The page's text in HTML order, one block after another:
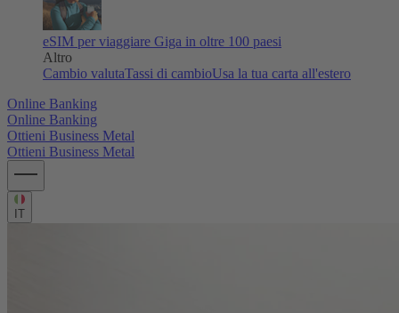
eSIM per viaggiare Giga in oltre 100 paesi
Altro
Cambio valutaTassi di cambioUsa la tua carta all'estero
Online Banking
Online Banking
Ottieni Business Metal
Ottieni Business Metal
IT